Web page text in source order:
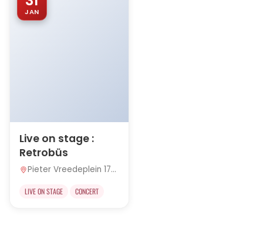
JAN
Live on stage :
Retrobüs
Pieter Vreedeplein 172,
LIVE ON STAGE CONCERT